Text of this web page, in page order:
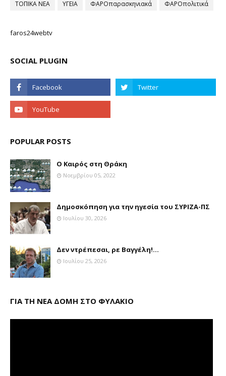
ΤΟΠΙΚΑ ΝΕΑ ΥΓΕΙΑ ΦΑΡΟπαρασκηνιακά ΦΑΡΟπολιτικά
faros24webtv
SOCIAL PLUGIN
POPULAR POSTS
Ο Καιρός στη Θράκη
Νοεμβρίου 05, 2022
Δημοσκόπηση για την ηγεσία του ΣΥΡΙΖΑ-ΠΣ
Ιουλίου 30, 2026
Δεν ντρέπεσαι, ρε Βαγγέλη!...
Ιουλίου 25, 2026
ΓΙΑ ΤΗ ΝΕΑ ΔΟΜΗ ΣΤΟ ΦΥΛΑΚΙΟ